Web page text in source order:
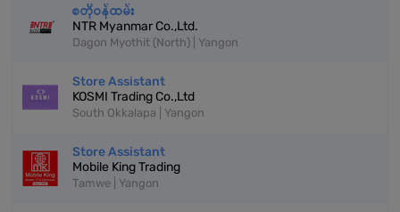
စတိုဝန်ထမ်း
NTR Myanmar Co.,Ltd.
Dagon Myothit (North) | Yangon
Store Assistant
KOSMI Trading Co.,Ltd
South Okkalapa | Yangon
Store Assistant
Mobile King Trading
Tamwe | Yangon